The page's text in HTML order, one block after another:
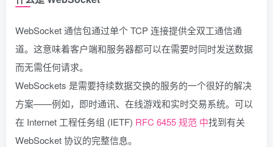
WebSocket 通信包通过单个 TCP 连接提供全双工通信通
道。这意味着客户端和服务器都可以在需要时同时发送数据
而无需任何请求。
WebSockets 是需要持续数据交换的服务的一个很好的解决
方案——例如，即时通讯、在线游戏和实时交易系统。可以
在 Internet 工程任务组 (IETF) RFC 6455 规范 中找到有关
WebSocket 协议的完整信息。